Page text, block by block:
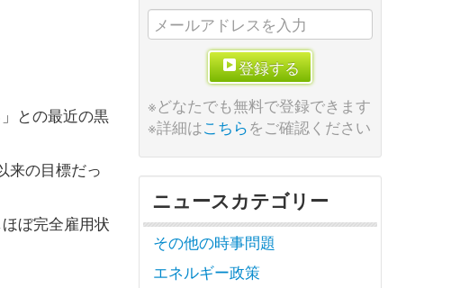
との最近の黒
来の目標だっ
ぼ完全雇用状
登録する
※どなたでも無料で登録できます
※詳細はこちらをご確認ください
ニュースカテゴリー
その他の時事問題
エネルギー政策